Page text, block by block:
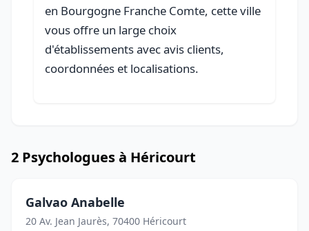
en Bourgogne Franche Comte, cette ville
vous offre un large choix
d'établissements avec avis clients,
coordonnées et localisations.
2 Psychologues à Héricourt
Galvao Anabelle
20 Av. Jean Jaurès, 70400 Héricourt